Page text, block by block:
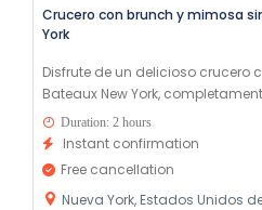
Crucero con brunch y mimosa
York
Disfrute de un delicioso crucero
Bateaux New York,
Duration: 2 hours
Instant confirmation
Free cancellation
Nueva York, Estados Unidos